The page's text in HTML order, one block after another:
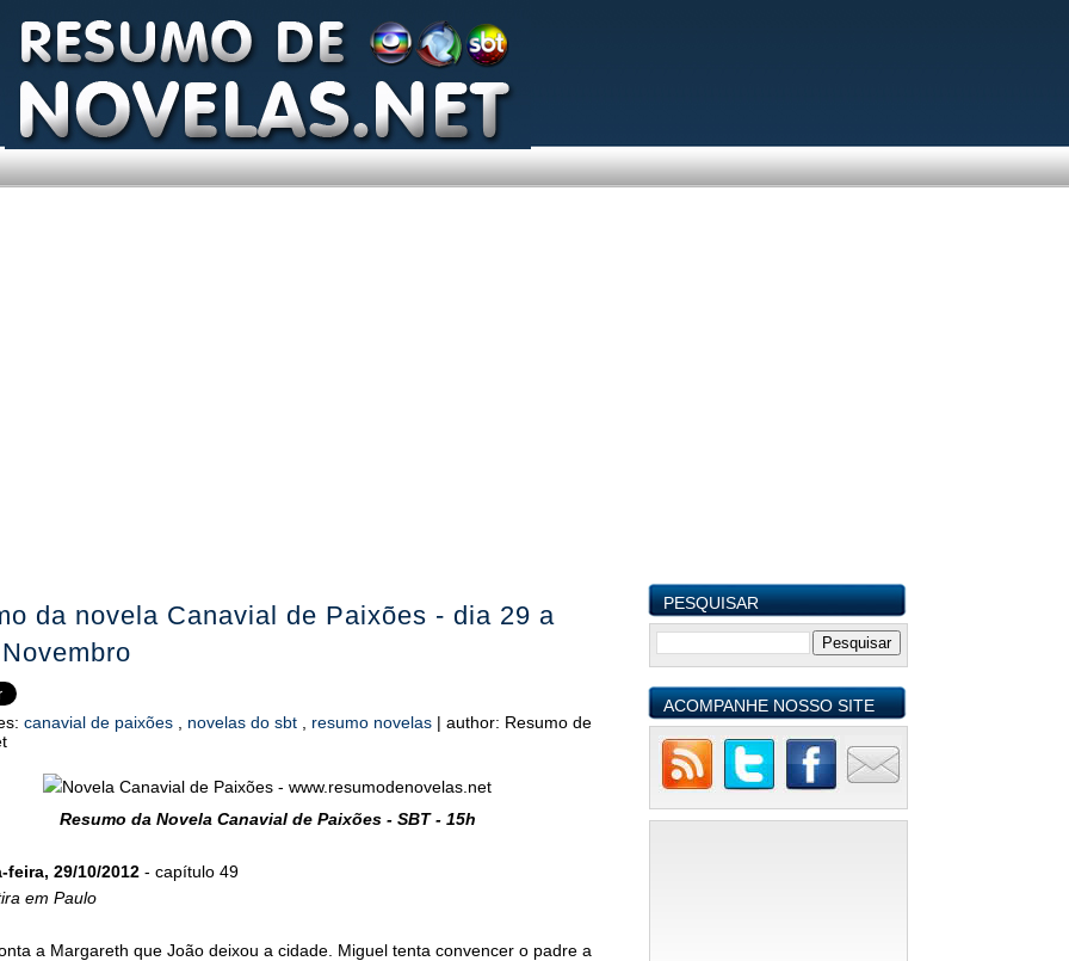
da novela Canavial de Paixões - dia 29 a
canavial de paixões novelas do sbt resumo novelas | author: Resumo de
Resumo da Novela Canavial de Paixões - SBT - 15h
feira, 29/10/2012- capítulo 49
em Paulo
a Margareth que João deixou a cidade. Miguel tenta convencer o padre a
PESQUISAR
ACOMPANHE NOSSO SITE